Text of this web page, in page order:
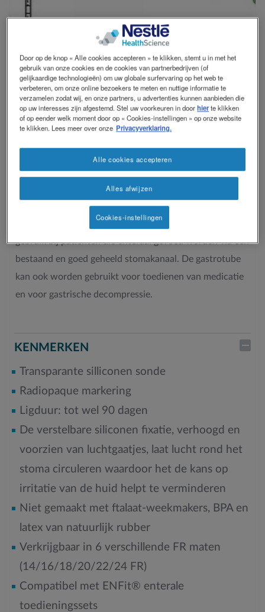
revamp
Social
revamp
Donkere modus
Click on the picture to get more
COMPAT GASTROTUBE
Gastrotubes (Percutane voedingssondes) zijn
uitgerust met ENFit® connector en zijn bestemd voor
gebruik bij patiënten die enteraal gevoed worden via een
bestaand en goed geheeld stomakanaal. De gastrotube
kan ook worden gebruikt voor toedienen van medicatie
en voor gastrische decompressie.
KENMERKEN
Transparante silliconen sonde
Radiopaque markering
Ligduur: tot wel 90 dagen
De verstelbare siliconen fixatie, verhoogd en
voorzien van luchtgaatjes, laat lucht rond het
stoma circuleren waardoor het de kans op
irritatie van de huid helpt te verminderen
Niet gemaakt met ftalaat-weekmakers, BPA en
latex van natuurlijk rubber
Verkrijgbaar in 6 verschillende FR maten
(14/16/18/20/22/24 FR)
Compatibel met ENFit® enterale
toedieningssets
Door op de knop « Alle cookies accepteren » te klikken, stemt u in met het
gebruik van onze cookies en de cookies van partnerbedrijven (of
gelijkaardige technologieën) om uw globale surfervaring op het web te
verbeteren, om onze online bezoekers te meten en nuttige informatie te
verzamelen zodat wij, en onze partners, u advertenties kunnen aanbieden die
op uw interesses zijn afgestemd. Stel uw voorkeuren in doorhierte klikken
of op eender welk moment door op « Cookies-instellingen » op onze website
te klikken. Lees meer over onze Privacyverklaring.
Alles afwijzen
Alle cookies accepteren
Cookies-instellingen